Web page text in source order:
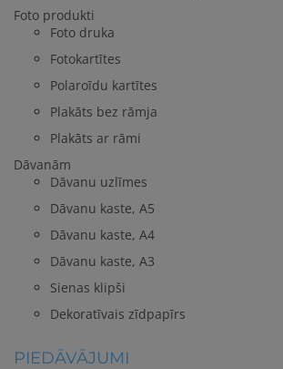
Foto produkti
Foto druka
Fotokartītes
Polaroīdu kartītes
Plakāts bez rāmja
Plakāts ar rāmi
Dāvanām
Dāvanu uzlīmes
Dāvanu kaste, A5
Dāvanu kaste, A4
Dāvanu kaste, A3
Sienas klipši
Dekoratīvais zīdpapīrs
PIEDĀVĀJUMI